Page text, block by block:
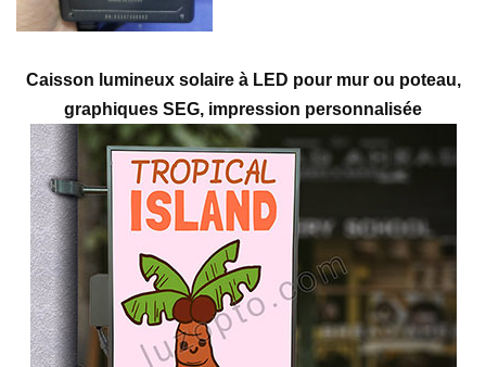
Caisson lumineux solaire à LED pour mur ou poteau,
graphiques SEG, impression personnalisée